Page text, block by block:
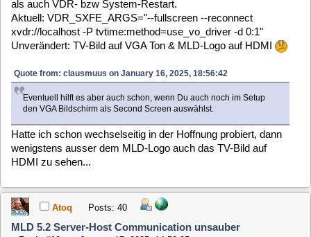
Quote from: clausmuus on January 18, 2025, 01:00:49
Ich habe nsora nie verwendet, aber die Einstellung sieht richtig aus.
Also jetzt gerade hat sich der Server (MLDBUERO Debug:
hItzlK ) nach dem Aufnehmen der aktuellen Stunde wieder
herunter gefahren, obwohl die IP des Client (MLDWZ
192.168.0.15 Debug: jAceFn )als erste Clientadresse
Und unter netstat -n taucht 192.168.0.15 auch auf...
Was mache ich falsch?
clausmuus Posts: 21462
MLD 5.2 Server-Host Communication unsauber
«Reply #14 on: